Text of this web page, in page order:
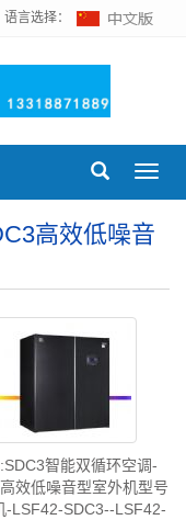
语言选择：
高效低噪音
智能双循环空调-
效低噪音型室外机型号
-LSF42-SDC3--LSF42-